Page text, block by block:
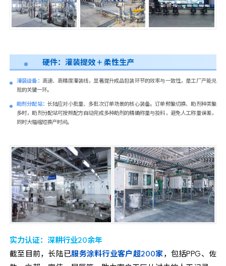
硬件：灌装提效 + 柔性生产
灌装设备： 高速、高精度灌装线，显著提升成品包装环节的效率与一致性，是工厂产能兑
现的关键一环。
助剂分配站： 长陆应对小批量、多批次订单场景的核心装备。订单频繁切换、助剂种类繁
多时，助剂分配站可按照配方自动完成多种助剂的精确称量与投料，避免人工称量误差，
同时大幅缩短换产时间。
实力认证：深耕行业20余年
截至目前，长陆已服务涂料行业客户超200家，包括PPG、佐